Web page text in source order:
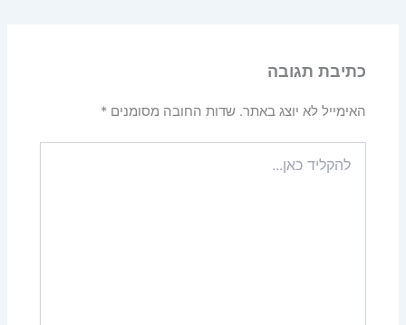
כתיבת תגובה
האימייל לא יוצג באתר. שדות החובה מסומנים*
כאן...